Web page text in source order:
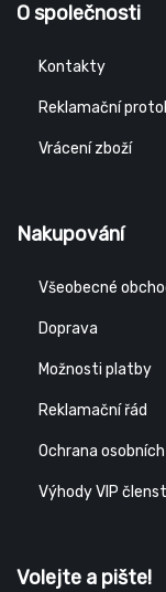
O společnosti
Kontakty
Reklamační
Vrácení zboží
Nakupování
Všeobecné
Doprava
Možnosti platby
Reklamační řád
Ochrana
Výhody VIP
Volejte a pište!